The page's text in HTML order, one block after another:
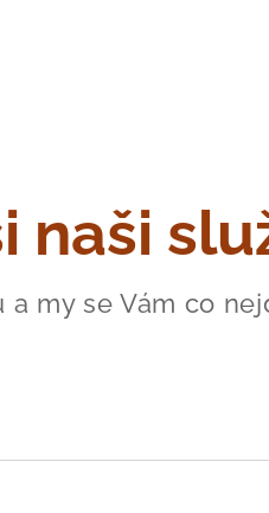
naši
my se Vám co